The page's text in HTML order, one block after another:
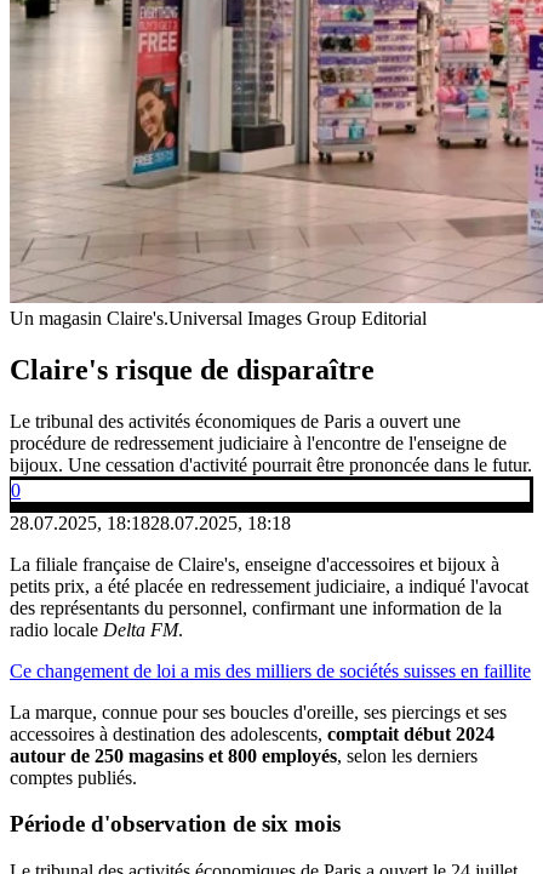
Un magasin Claire's.Universal Images Group Editorial
Claire's risque de disparaître
Le tribunal des activités économiques de Paris a ouvert une
procédure de redressement judiciaire à l'encontre de l'enseigne de
bijoux. Une cessation d'activité pourrait être prononcée dans le futur.
0
28.07.2025, 18:1828.07.2025, 18:18
La filiale française de Claire's, enseigne d'accessoires et bijoux à
petits prix, a été placée en redressement judiciaire, a indiqué l'avocat
des représentants du personnel, confirmant une information de la
radio locale Delta FM.
Ce changement de loi a mis des milliers de sociétés suisses en faillite
La marque, connue pour ses boucles d'oreille, ses piercings et ses
accessoires à destination des adolescents, comptait début 2024
autour de 250 magasins et 800 employés, selon les derniers
comptes publiés.
Période d'observation de six mois